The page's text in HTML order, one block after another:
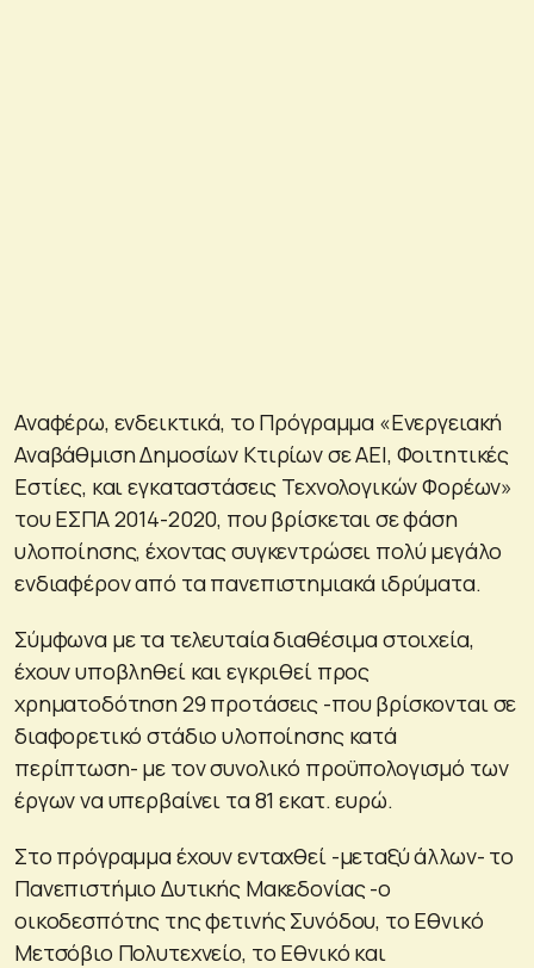
Αναφέρω, ενδεικτικά, το Πρόγραμμα «Ενεργειακή
Αναβάθμιση Δημοσίων Κτιρίων σε ΑΕΙ, Φοιτητικές
Εστίες, και εγκαταστάσεις Τεχνολογικών Φορέων»
του ΕΣΠΑ 2014-2020, που βρίσκεται σε φάση
υλοποίησης, έχοντας συγκεντρώσει πολύ μεγάλο
ενδιαφέρον από τα πανεπιστημιακά ιδρύματα.
Σύμφωνα με τα τελευταία διαθέσιμα στοιχεία,
έχουν υποβληθεί και εγκριθεί προς
χρηματοδότηση 29 προτάσεις -που βρίσκονται σε
διαφορετικό στάδιο υλοποίησης κατά
περίπτωση- με τον συνολικό προϋπολογισμό των
έργων να υπερβαίνει τα 81 εκατ. ευρώ.
Στο πρόγραμμα έχουν ενταχθεί -μεταξύ άλλων- το
Πανεπιστήμιο Δυτικής Μακεδονίας -ο
οικοδεσπότης της φετινής Συνόδου, το Εθνικό
Μετσόβιο Πολυτεχνείο, το Εθνικό και